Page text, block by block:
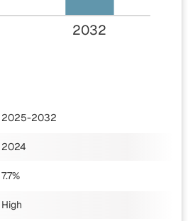
2032
2025-2032
2024
7.7%
High